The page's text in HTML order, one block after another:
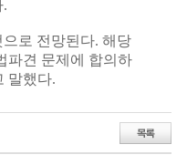
.
로 전망된다. 해당
파견 문제에 합의하
말했다.